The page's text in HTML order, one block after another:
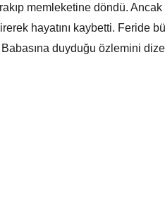
memleketine döndü.
hayatını kaybetti. Feride
Babasına duyduğu özlemini